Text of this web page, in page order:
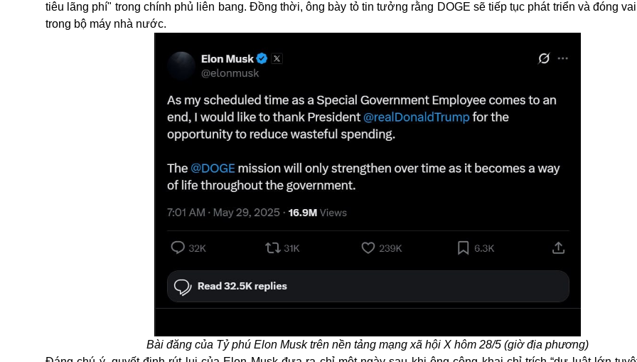
tiêu lãng phí" trong chính phủ liên bang. Đồng thời, ông bày tỏ tin tưởng rằng DOGE sẽ tiếp tục phát triển và đóng
trong bộ máy nhà nước.
Bài đăng của Tỷ phú Elon Musk trên nền tảng mạng xã hội X hôm 28/5 (giờ địa phương)